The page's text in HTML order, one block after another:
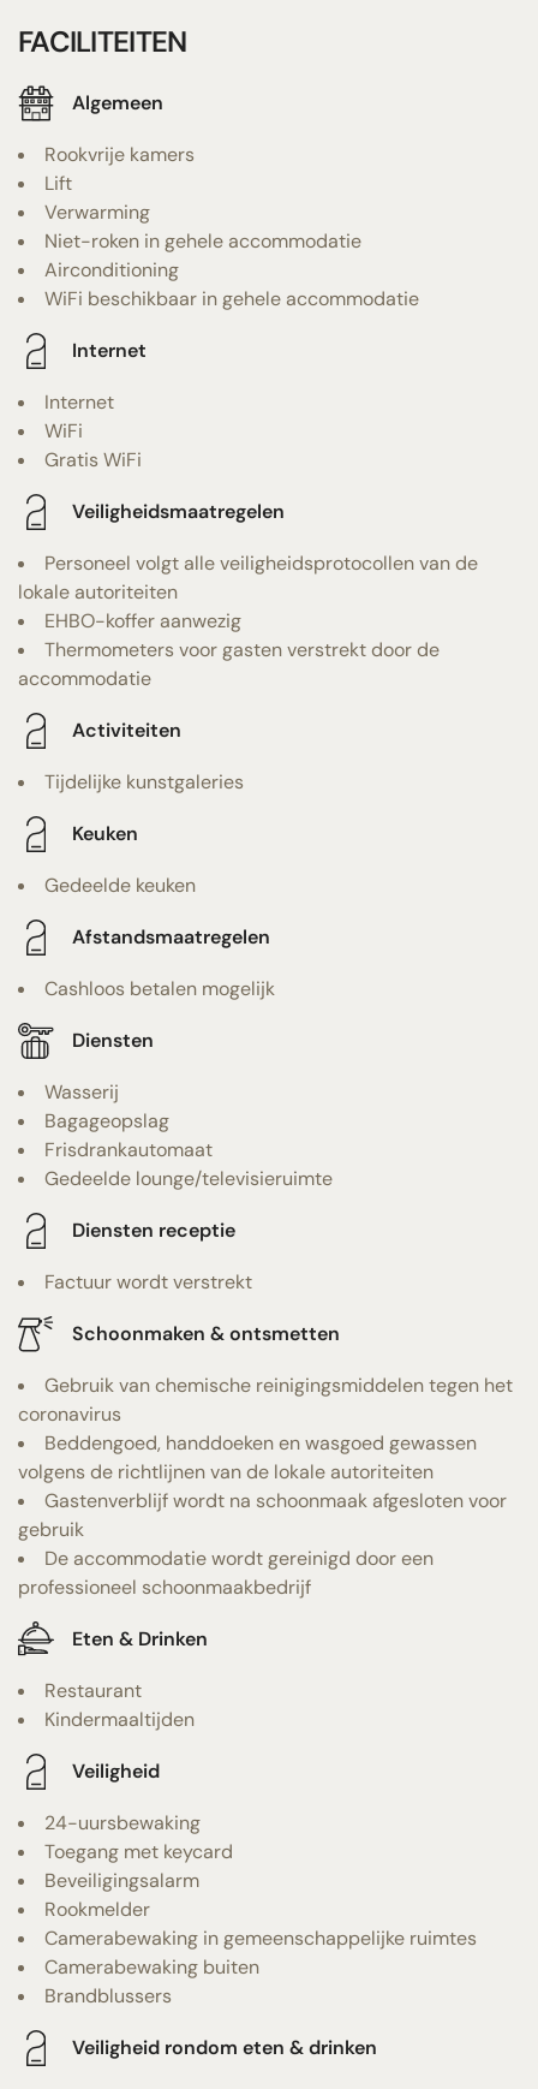
FACILITEITEN
Algemeen
Rookvrije kamers
Lift
Verwarming
Niet-roken in gehele accommodatie
Airconditioning
WiFi beschikbaar in gehele accommodatie
Internet
Internet
WiFi
Gratis WiFi
Veiligheidsmaatregelen
Personeel volgt alle veiligheidsprotocollen van de
lokale autoriteiten
EHBO-koffer aanwezig
Thermometers voor gasten verstrekt door de
accommodatie
Activiteiten
Tijdelijke kunstgaleries
Keuken
Gedeelde keuken
Afstandsmaatregelen
Cashloos betalen mogelijk
Diensten
Wasserij
Bagageopslag
Frisdrankautomaat
Gedeelde lounge/televisieruimte
Diensten receptie
Factuur wordt verstrekt
Schoonmaken & ontsmetten
Gebruik van chemische reinigingsmiddelen tegen het
coronavirus
Beddengoed, handdoeken en wasgoed gewassen
volgens de richtlijnen van de lokale autoriteiten
Gastenverblijf wordt na schoonmaak afgesloten voor
gebruik
De accommodatie wordt gereinigd door een
professioneel schoonmaakbedrijf
Eten & Drinken
Restaurant
Kindermaaltijden
Veiligheid
24-uursbewaking
Toegang met keycard
Beveiligingsalarm
Rookmelder
Camerabewaking in gemeenschappelijke ruimtes
Camerabewaking buiten
Brandblussers
Veiligheid rondom eten & drinken